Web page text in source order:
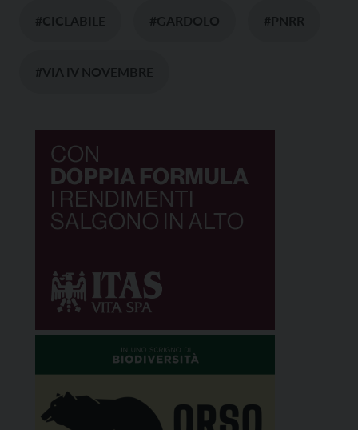
#CICLABILE #GARDOLO #PNRR
#VIA IV NOVEMBRE